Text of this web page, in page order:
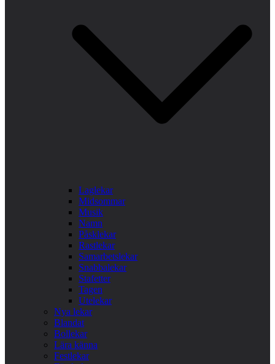
Laglekar
Midsommar
Musik
Namn
Påsklekar
Rastlekar
Samarbetslekar
Snabbalekar
Stafetter
Tagen
Utelekar
Nya lekar
Blandat
Bollekar
Lära känna
Festlekar